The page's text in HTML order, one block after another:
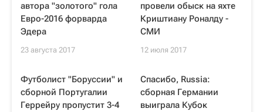
автора "золотого" гола
Евро-2016 форварда
Эдера
23 августа 2017
провели обыск на яхте
Криштиану Роналду -
СМИ
12 июля 2017
Футболист "Боруссии" и
сборной Португалии
Геррейру пропустит 3-4
Спасибо, Russia:
сборная Германии
выиграла Кубок